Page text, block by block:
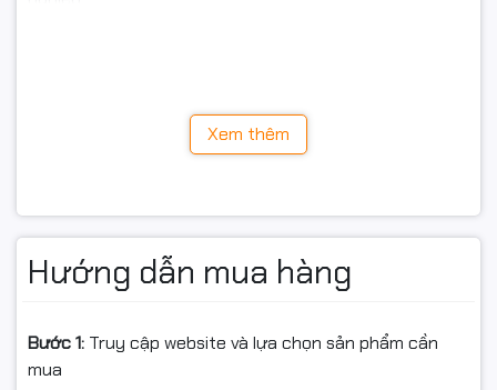
– Tuổi thọ lên đến 100 triệu
lần nhấn
quang học siêu bền, với tuổi thọ lên đến100 triệu lần
nhấn
Xem thêm
Hướng dẫn mua hàng
Bước 1: Truy cập website và lựa chọn sản phẩm cần
mua